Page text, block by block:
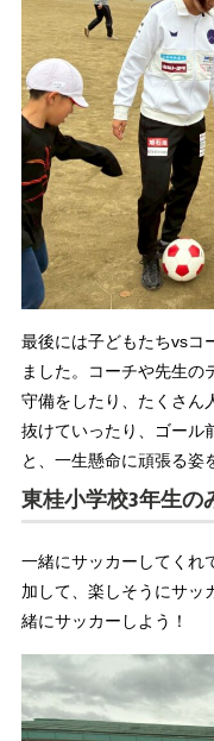
最後には子どもたちvsコ
ました。コーチや先生の
守備をしたり、たくさん
抜けていったり、ゴール
と、一生懸命に頑張る姿
東桂小学校3年生の
一緒にサッカーしてくれ
加して、楽しそうにサッ
緒にサッカーしよう！